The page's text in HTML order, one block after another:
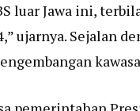
luar Jawa ini,
ujarnya. Sejalan